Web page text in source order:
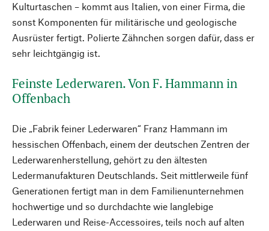
Kulturtaschen – kommt aus Italien, von einer Firma, die
sonst Komponenten für militärische und geologische
Ausrüster fertigt. Polierte Zähnchen sorgen dafür, dass er
sehr leichtgängig ist.
Feinste Lederwaren. Von F. Hammann in
Offenbach
Die „Fabrik feiner Lederwaren“ Franz Hammann im
hessischen Offenbach, einem der deutschen Zentren der
Lederwarenherstellung, gehört zu den ältesten
Ledermanufakturen Deutschlands. Seit mittlerweile fünf
Generationen fertigt man in dem Familienunternehmen
hochwertige und so durchdachte wie langlebige
Lederwaren und Reise-Accessoires, teils noch auf alten